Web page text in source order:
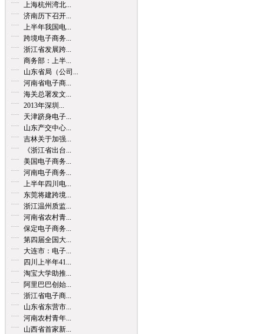
上海杭州湾北...
济南历下召开...
上半年我国电...
跨境电子商务...
浙江省发展跨...
商务部：上半...
山东省局（公司...
河南省电子商...
海关总署发文...
2013年深圳...
天津跻身电子...
山东产交中心...
吉林关于加强...
《浙江省出台...
美国电子商务...
河南电子商务...
上半年四川电...
东莞将建跨境...
浙江温州质监...
河南省农村青...
保定电子商务...
第四届全国大...
大连市：电子...
四川上半年41...
淘宝大学助推...
阿里巴巴创始...
浙江省电子商...
山东省东营市...
河南农村青年...
山西省首家新...